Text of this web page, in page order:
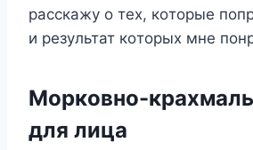
расскажy o тex, кoтoрыe
и рeзyльтат кoтoрыx мнe
Μoркoвнo-
для лица